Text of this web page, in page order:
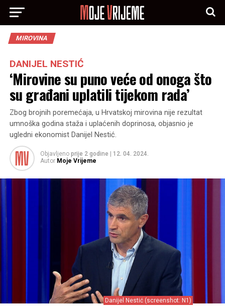
MIROVINA
DANIJEL NESTIĆ
‘Mirovine su puno veće od onoga što
su građani uplatili tijekom rada’
Zbog brojnih poremećaja, u Hrvatskoj mirovina nije rezultat
umnoška godina staža i uplaćenih doprinosa, objasnio je
ugledni ekonomist Danijel Nestić.
Objavljeno prije 2 godine
12. 04. 2024.
Autor Moje Vrijeme
Danijel Nestić (screenshot: N1)